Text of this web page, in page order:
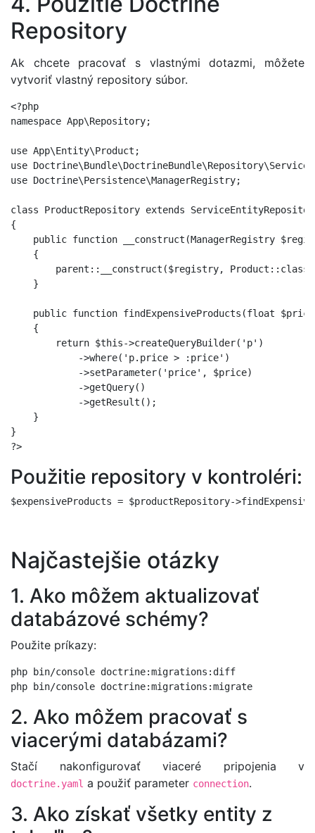
Repository
Ak chcete pracovať s vlastnými dotazmi, môžete
vytvoriť vlastný repository súbor.
<?php
namespace App\Repository;
use App\Entity\Product;
use
use Doctrine\Persistence\ManagerRegistry;
class ProductRepository extends
{
public function __construct(ManagerRegistry
    {
parent::__construct($registry,
    }
public function findExpensiveProducts(float
    {
        return $this->createQueryBuilder('p')
            ->where('p.price > :price')
            ->setParameter('price', $price)
            ->getQuery()
            ->getResult();
    }
}
Použitie repository v kontroléri:
Najčastejšie otázky
1. Ako môžem aktualizovať
databázové schémy?
Použite príkazy:
php bin/console doctrine:migrations:diff
2. Ako môžem pracovať s
viacerými databázami?
Stačí nakonfigurovať viaceré pripojenia v
doctrine.yaml a použiť parameter connection.
3. Ako získať všetky entity z